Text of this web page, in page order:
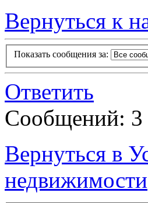
Вернуться к
Показать сообщения за:
Ответить
Сообщений: 3
Вернуться в
недвижимости